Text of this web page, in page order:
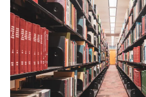
KHS,
KRS,
dan
SKS:
Panduan
Lengkap
untuk
Mahasiswa